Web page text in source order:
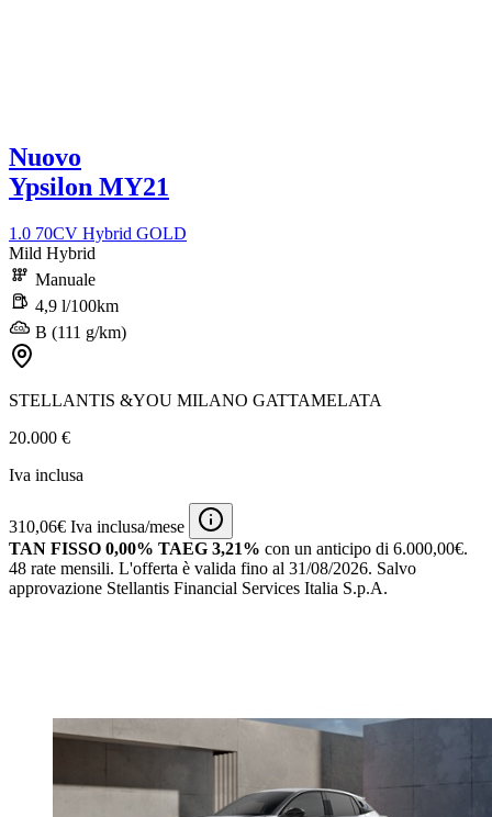
Nuovo
Ypsilon MY21
1.0 70CV Hybrid GOLD
Mild Hybrid
Manuale
4,9 l/100km
B (111 g/km)
STELLANTIS &YOU MILANO GATTAMELATA
20.000 €
Iva inclusa
310,06€ Iva inclusa/mese
TAN FISSO 0,00% TAEG 3,21% con un anticipo di 6.000,00€.
48 rate mensili. L'offerta è valida fino al 31/08/2026. Salvo
approvazione Stellantis Financial Services Italia S.p.A.